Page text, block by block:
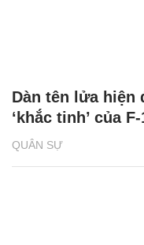
QUÂN SỰ
Dàn tên lửa hiện
‘khắc tinh’ của